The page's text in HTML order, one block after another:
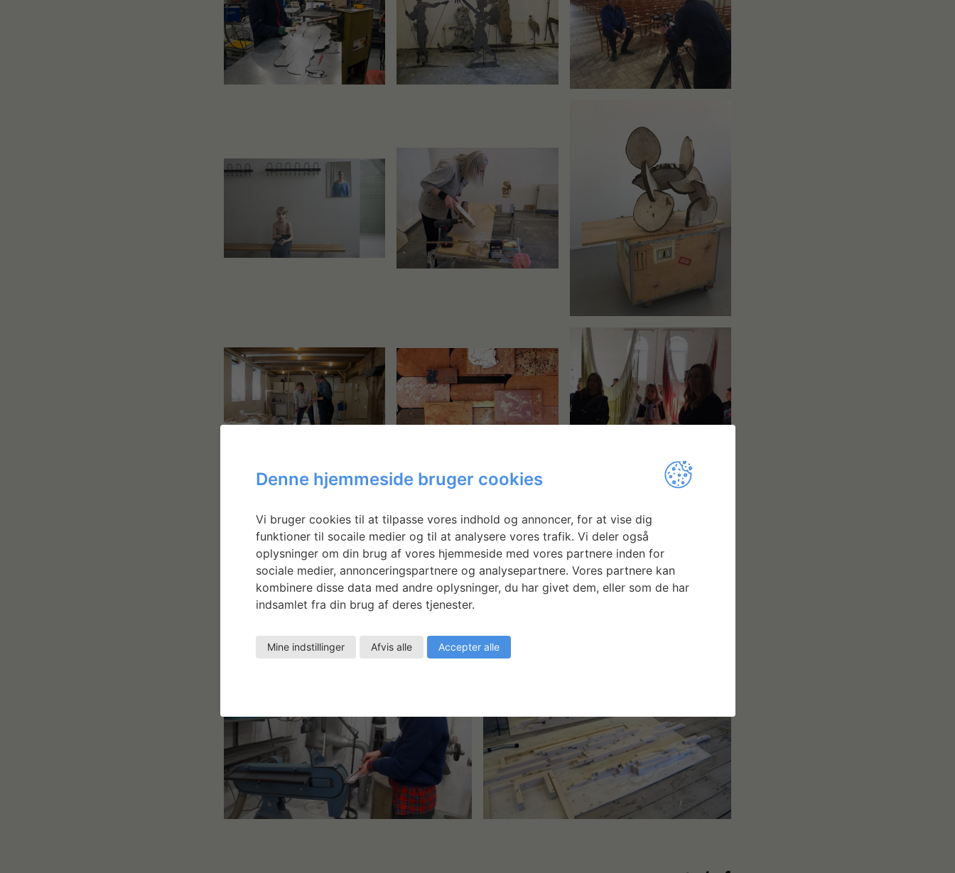
Denne hjemmeside bruger cookies
Vi bruger cookies til at tilpasse vores indhold og annoncer, for at vise dig
funktioner til socaile medier og til at analysere vores trafik. Vi deler også
oplysninger om din brug af vores hjemmeside med vores partnere inden for
sociale medier, annonceringspartnere og analysepartnere. Vores partnere kan
kombinere disse data med andre oplysninger, du har givet dem, eller som de har
indsamlet fra din brug af deres tjenester.
Mine indstillinger Afvis alle Accepter alle